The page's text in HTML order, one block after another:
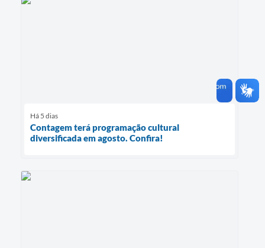
Há 5 dias
Contagem terá programação cultural
diversificada em agosto. Confira!